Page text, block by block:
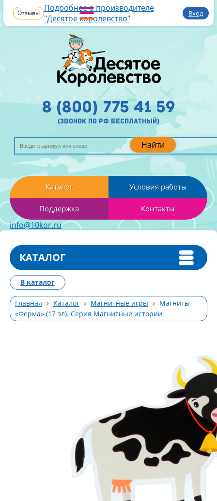
Отзывы Подробнее о производителе
"Десятое королевство"
Вход
Найти
8 (800) 775 41 59
(звонок по рф бесплатный)
Каталог Условия работы
Поддержка Контакты
info@10kor.ru
КАТАЛОГ
Главная Каталог Магнитные игры
Магниты
«Ферма» (17 эл). Серия Магнитные истории
В каталог